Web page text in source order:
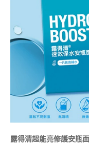
露得清超能亮修護安瓶